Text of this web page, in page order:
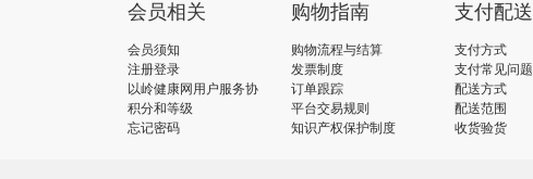
会员相关
会员须知
注册登录
以岭健康网用户服务协
议
积分和等级
忘记密码
购物指南
购物流程与结算
发票制度
订单跟踪
平台交易规则
知识产权保护制度
支付配送
支付方式
支付常见问题
配送方式
配送范围
收货验货